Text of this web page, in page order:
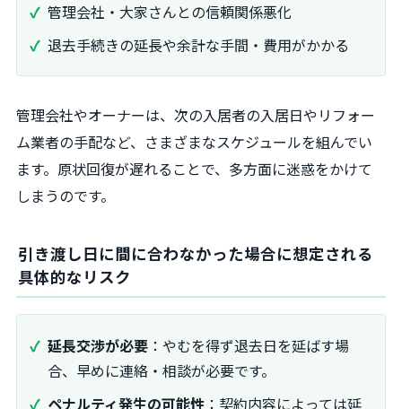
管理会社・大家さんとの信頼関係悪化
退去手続きの延長や余計な手間・費用がかかる
管理会社やオーナーは、次の入居者の入居日やリフォー
ム業者の手配など、さまざまなスケジュールを組んでい
ます。原状回復が遅れることで、多方面に迷惑をかけて
しまうのです。
引き渡し日に間に合わなかった場合に想定される
具体的なリスク
延長交渉が必要 ：やむを得ず退去日を延ばす場
合、早めに連絡・相談が必要です。
ペナルティ発生の可能性 ：契約内容によっては延